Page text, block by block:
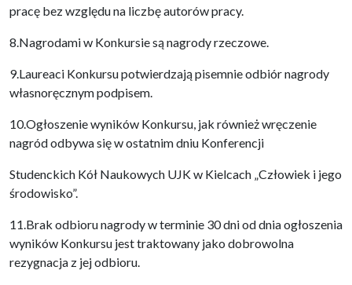
pracę bez względu na liczbę autorów pracy.
8.Nagrodami w Konkursie są nagrody rzeczowe.
9.Laureaci Konkursu potwierdzają pisemnie odbiór nagrody
własnoręcznym podpisem.
10.Ogłoszenie wyników Konkursu, jak również wręczenie
nagród odbywa się w ostatnim dniu Konferencji
Studenckich Kół Naukowych UJK w Kielcach „Człowiek i jego
środowisko”.
11.Brak odbioru nagrody w terminie 30 dni od dnia ogłoszenia
wyników Konkursu jest traktowany jako dobrowolna
rezygnacja z jej odbioru.